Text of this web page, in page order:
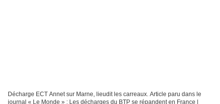
Décharge ECT Annet sur Marne, lieudit les carreaux. Article paru dans le
journal « Le Monde » : Les décharges du BTP se répandent en France |